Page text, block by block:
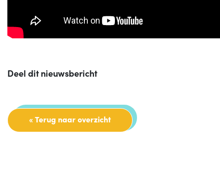
Deel dit nieuwsbericht
« Terug naar overzicht